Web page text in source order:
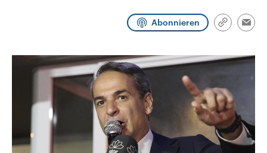
Wahlprogramme, aktuelle Berichte
und Hintergründe zu den Parteien
und Kandidaten der anstehenden
Programm Podcasts
Abonnieren
Link